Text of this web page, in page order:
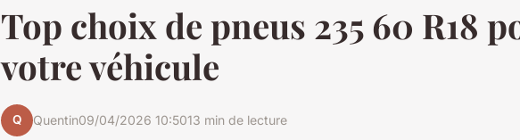
Top choix de pneus 235 60 R18
votre véhicule
Q Quentin09/04/2026 10:5013 min de lecture